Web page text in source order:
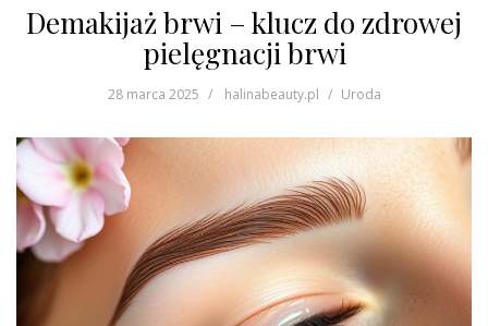
Demakijaż brwi – klucz do zdrowej
pielęgnacji brwi
28 marca 2025 halinabeauty.pl Uroda